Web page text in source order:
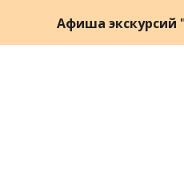
Афиша экскурсий